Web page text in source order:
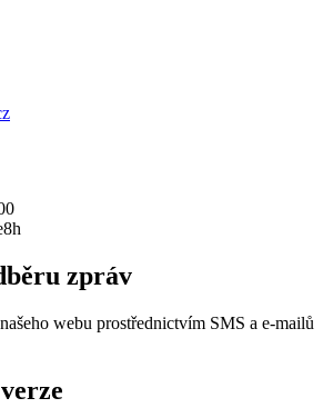
zpráv
webu prostřednictvím SMS a e-mailů